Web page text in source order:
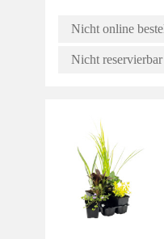
Nicht online
Nicht reservierbar